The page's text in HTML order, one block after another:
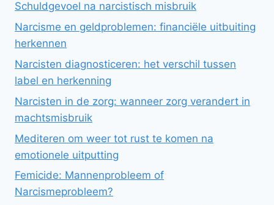
Schuldgevoel na narcistisch misbruik
Narcisme en geldproblemen: financiële uitbuiting
herkennen
Narcisten diagnosticeren: het verschil tussen
label en herkenning
Narcisten in de zorg: wanneer zorg verandert in
machtsmisbruik
Mediteren om weer tot rust te komen na
emotionele uitputting
Femicide: Mannenprobleem of
Narcismeprobleem?